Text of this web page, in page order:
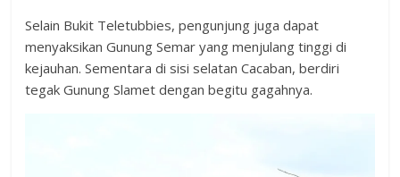
Selain Bukit Teletubbies, pengunjung juga dapat
menyaksikan Gunung Semar yang menjulang tinggi di
kejauhan. Sementara di sisi selatan Cacaban, berdiri
tegak Gunung Slamet dengan begitu gagahnya.